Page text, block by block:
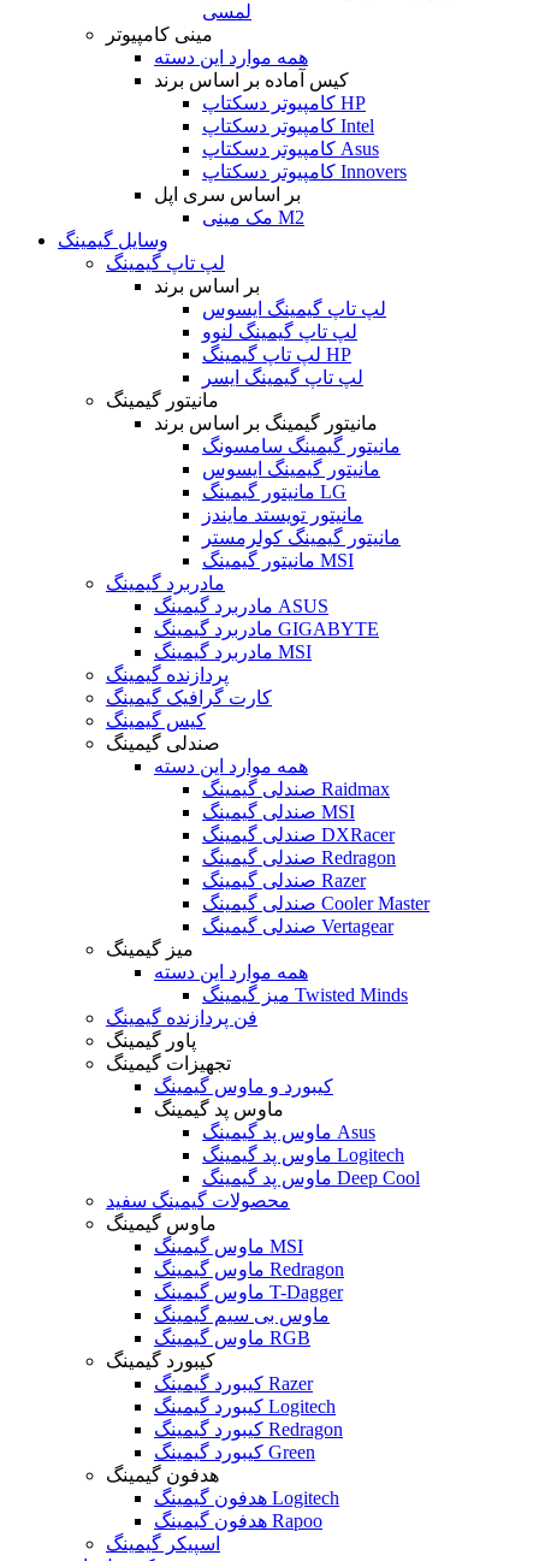
لمسی
مینی کامپیوتر
همه موارد این دسته
کیس آماده بر اساس برند
کامپیوتر دسکتاپ HP
کامپیوتر دسکتاپ Intel
کامپیوتر دسکتاپ Asus
کامپیوتر دسکتاپ Innovers
بر اساس سری اپل
مک مینی M2
وسایل گیمینگ
لپ تاپ گیمینگ
بر اساس برند
لپ تاپ گیمینگ ایسوس
لپ تاپ گیمینگ لنوو
لپ تاپ گیمینگ HP
لپ تاپ گیمینگ ایسر
مانیتور گیمینگ
مانیتور گیمینگ بر اساس برند
مانیتور گیمینگ سامسونگ
مانیتور گیمینگ ایسوس
مانیتور گیمینگ LG
مانیتور تویستد مایندز
مانیتور گیمینگ کولرمستر
مانیتور گیمینگ MSI
مادربرد گیمینگ
مادربرد گیمینگ ASUS
مادربرد گیمینگ GIGABYTE
مادربرد گیمینگ MSI
پردازنده گیمینگ
کارت گرافیک گیمینگ
کیس گیمینگ
صندلی گیمینگ
همه موارد این دسته
صندلی گیمینگ Raidmax
صندلی گیمینگ MSI
صندلی گیمینگ DXRacer
صندلی گیمینگ Redragon
صندلی گیمینگ Razer
صندلی گیمینگ Cooler Master
صندلی گیمینگ Vertagear
میز گیمینگ
همه موارد این دسته
میز گیمینگ Twisted Minds
فن پردازنده گیمینگ
پاور گیمینگ
تجهیزات گیمینگ
کیبورد و ماوس گیمینگ
ماوس پد گیمینگ
ماوس پد گیمینگ Asus
ماوس پد گیمینگ Logitech
ماوس پد گیمینگ Deep Cool
محصولات گیمینگ سفید
ماوس گیمینگ
ماوس گیمینگ MSI
ماوس گیمینگ Redragon
ماوس گیمینگ T-Dagger
ماوس بی سیم گیمینگ
ماوس گیمینگ RGB
کیبورد گیمینگ
کیبورد گیمینگ Razer
کیبورد گیمینگ Logitech
کیبورد گیمینگ Redragon
کیبورد گیمینگ Green
هدفون گیمینگ
هدفون گیمینگ Logitech
هدفون گیمینگ Rapoo
اسپیکر گیمینگ